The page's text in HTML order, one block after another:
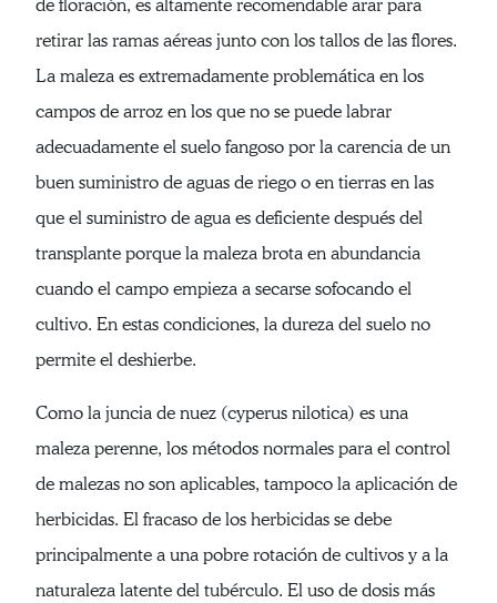
de floración, es altamente recomendable arar para
retirar las ramas aéreas junto con los tallos de las flores.
La maleza es extremadamente problemática en los
campos de arroz en los que no se puede labrar
adecuadamente el suelo fangoso por la carencia de un
buen suministro de aguas de riego o en tierras en las
que el suministro de agua es deficiente después del
transplante porque la maleza brota en abundancia
cuando el campo empieza a secarse sofocando el
cultivo. En estas condiciones, la dureza del suelo no
permite el deshierbe.
Como la juncia de nuez (cyperus nilotica) es una
maleza perenne, los métodos normales para el control
de malezas no son aplicables, tampoco la aplicación de
herbicidas. El fracaso de los herbicidas se debe
principalmente a una pobre rotación de cultivos y a la
naturaleza latente del tubérculo. El uso de dosis más